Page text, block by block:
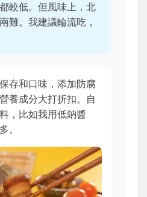
較低。但風味上，北
難。我建議輪流吃，
存和口味，添加防腐
養成分大打折扣。自
，比如我用低鈉醬
。